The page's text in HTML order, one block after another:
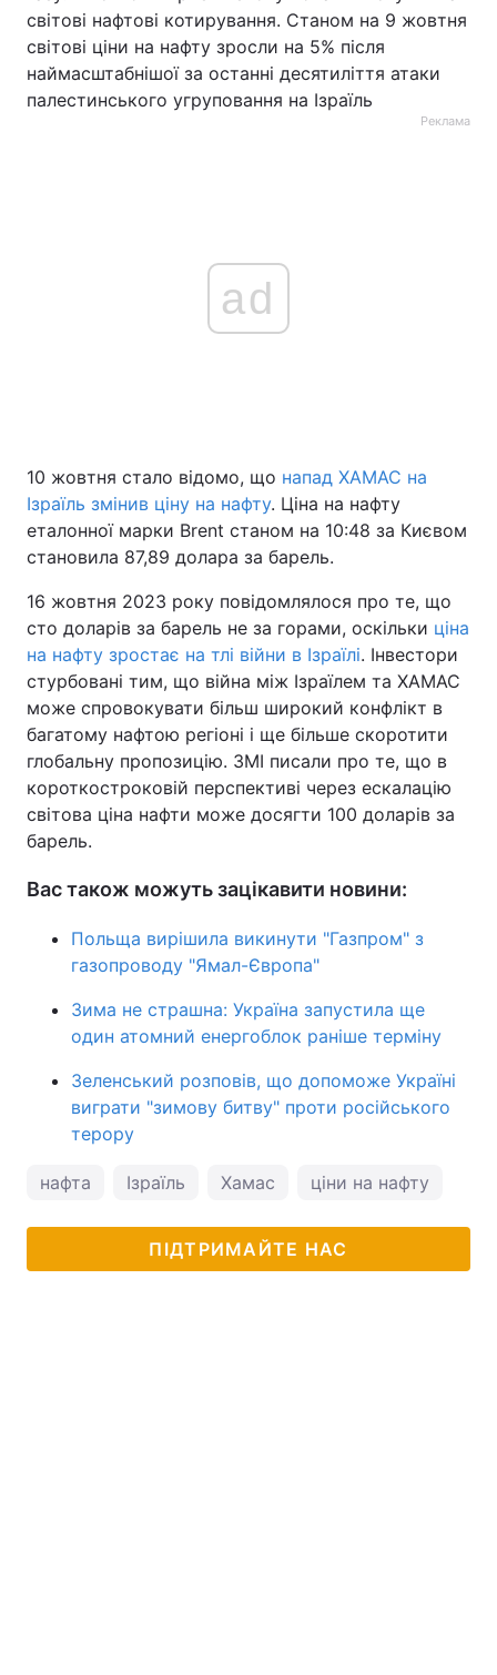
світові нафтові котирування. Станом на 9 жовтня
світові ціни на нафту зросли на 5% після
наймасштабнішої за останні десятиліття атаки
палестинського угруповання на Ізраїль
Реклама
ad
10 жовтня стало відомо, що напад ХАМАС на
Ізраїль змінив ціну на нафту. Ціна на нафту
еталонної марки Brent станом на 10:48 за Києвом
становила 87,89 долара за барель.
16 жовтня 2023 року повідомлялося про те, що
сто доларів за барель не за горами, оскільки ціна
на нафту зростає на тлі війни в Ізраїлі. Інвестори
стурбовані тим, що війна між Ізраїлем та ХАМАС
може спровокувати більш широкий конфлікт в
багатому нафтою регіоні і ще більше скоротити
глобальну пропозицію. ЗМІ писали про те, що в
короткостроковій перспективі через ескалацію
світова ціна нафти може досягти 100 доларів за
барель.
Вас також можуть зацікавити новини:
Польща вирішила викинути "Газпром" з
газопроводу "Ямал-Європа"
Зима не страшна: Україна запустила ще
один атомний енергоблок раніше терміну
Зеленський розповів, що допоможе Україні
виграти "зимову битву" проти російського
терору
нафта Ізраїль Хамас ціни на нафту
ПІДТРИМАЙТЕ НАС